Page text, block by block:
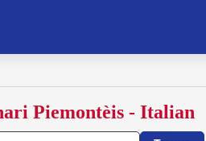
Piemontèis - Italian